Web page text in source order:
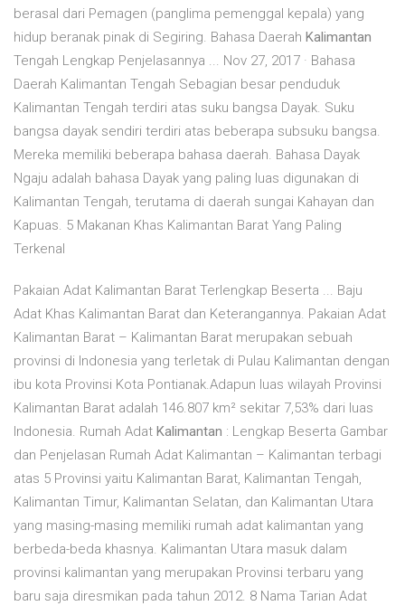
berasal dari Pemagen (panglima pemenggal kepala) yang
hidup beranak pinak di Segiring. Bahasa Daerah Kalimantan
Tengah Lengkap Penjelasannya ... Nov 27, 2017 · Bahasa
Daerah Kalimantan Tengah Sebagian besar penduduk
Kalimantan Tengah terdiri atas suku bangsa Dayak. Suku
bangsa dayak sendiri terdiri atas beberapa subsuku bangsa.
Mereka memiliki beberapa bahasa daerah. Bahasa Dayak
Ngaju adalah bahasa Dayak yang paling luas digunakan di
Kalimantan Tengah, terutama di daerah sungai Kahayan dan
Kapuas. 5 Makanan Khas Kalimantan Barat Yang Paling
Terkenal
Pakaian Adat Kalimantan Barat Terlengkap Beserta ... Baju
Adat Khas Kalimantan Barat dan Keterangannya. Pakaian Adat
Kalimantan Barat – Kalimantan Barat merupakan sebuah
provinsi di Indonesia yang terletak di Pulau Kalimantan dengan
ibu kota Provinsi Kota Pontianak.Adapun luas wilayah Provinsi
Kalimantan Barat adalah 146.807 km² sekitar 7,53% dari luas
Indonesia. Rumah Adat Kalimantan : Lengkap Beserta Gambar
dan Penjelasan Rumah Adat Kalimantan – Kalimantan terbagi
atas 5 Provinsi yaitu Kalimantan Barat, Kalimantan Tengah,
Kalimantan Timur, Kalimantan Selatan, dan Kalimantan Utara
yang masing-masing memiliki rumah adat kalimantan yang
berbeda-beda khasnya. Kalimantan Utara masuk dalam
provinsi kalimantan yang merupakan Provinsi terbaru yang
baru saja diresmikan pada tahun 2012. 8 Nama Tarian Adat